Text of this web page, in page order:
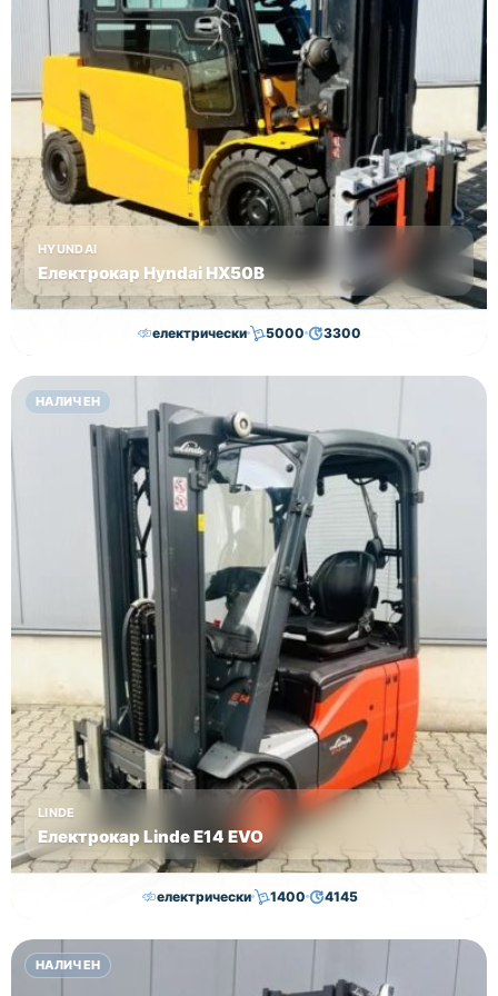
ние сме
изцяло на
Ваше
разположение,
моля,
свържете
се с нас.
Цена:
24000 лв
без ДДС!
HYUNDAI
Електрокар Hyndai HX50B
електрически 5000 3300
30,000.00€29,000.00€
Височина Година
2018 втора употреба
НАЛИЧЕН
LINDE
Електрокар Linde E14 EVO
електрически 1400 4145
15,000.00€14,500.00€
Височина Състояние
НАЛИЧЕН